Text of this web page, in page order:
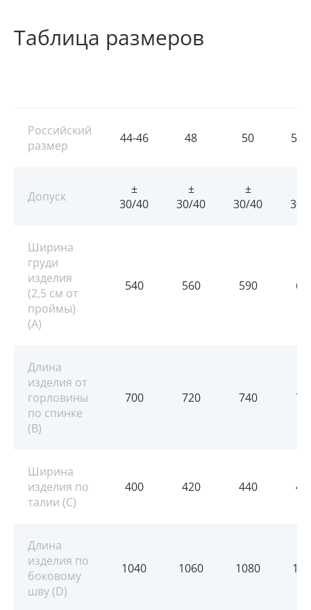
Таблица размеров
Российский
размер
44-46 48 50 52-
Допуск
±
30/40
±
30/40
±
30/40
30/
Ширина
груди
изделия
(2,5 см от
проймы)
(A)
540 560 590
Длина
изделия от
горловины
по спинке
(B)
700 720 740
Ширина
изделия по
талии (C)
400 420 440
Длина
изделия по
боковому
шву (D)
1040 1060 1080